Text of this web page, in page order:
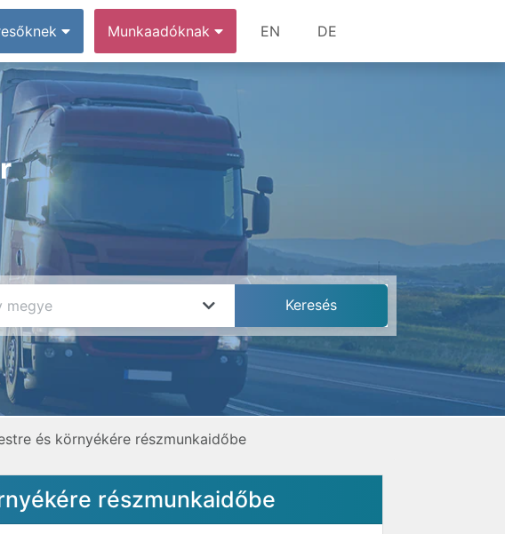
Munkaadóknak EN DE
és környékére részmunkaidőbe
részmunkaidőbe